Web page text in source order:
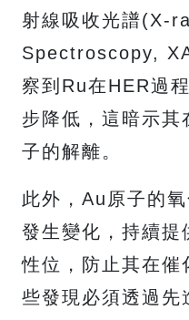
射線吸收光譜(X-
Spectroscopy,
察到Ru在HER過
步降低，這暗示其
子的解離。
此外，Au原子的
發生變化，持續提
性位，防止其在催
些發現必須透過先